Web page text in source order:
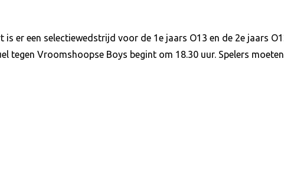
er een selectiewedstrijd voor de 1e jaars O13 en de 2e jaars
tegen Vroomshoopse Boys begint om 18.30 uur. Spelers